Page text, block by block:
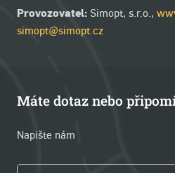
Provozovatel: Simopt, s.r.o.,
simopt@simopt.cz
Máte dotaz nebo
Napište nám